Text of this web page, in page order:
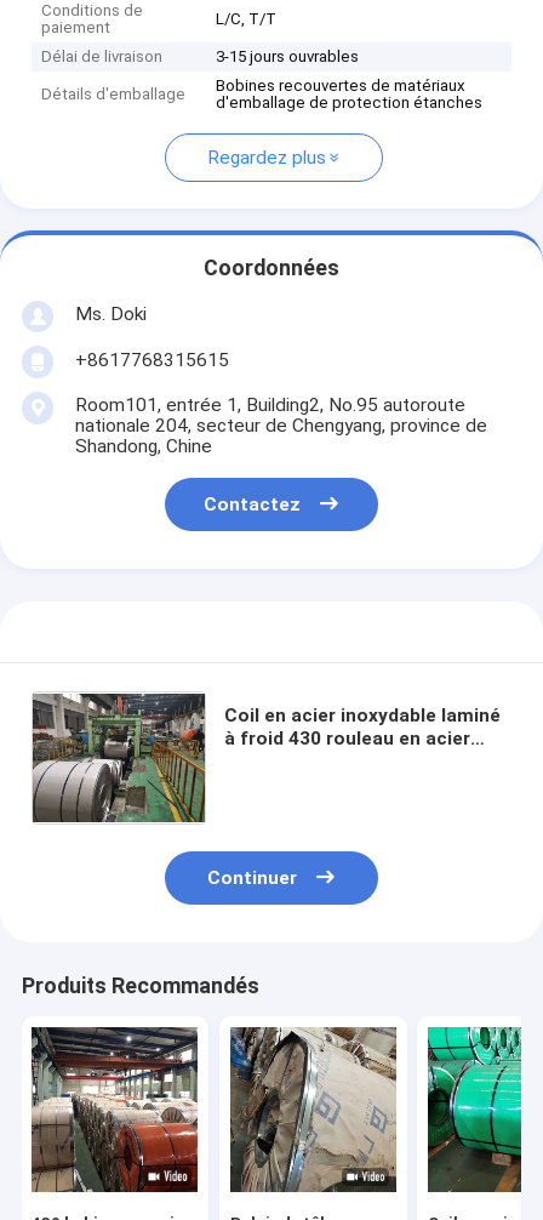
Conditions de
paiement
L/C, T/T
Délai de livraison 3-15 jours ouvrables
Détails d'emballage
Bobines recouvertes de matériaux
d'emballage de protection étanches
Regardez plus
Coordonnées
Ms. Doki
+8617768315615
Room101, entrée 1, Building2, No.95 autoroute
nationale 204, secteur de Chengyang, province de
Shandong, Chine
Contactez
Coil en acier inoxydable laminé
à froid 430 rouleau en acier
Continuer
Produits Recommandés